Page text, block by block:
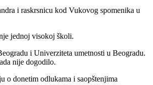
i raskrsnicu kod Vukovog spomenika u
jednoj visokoj školi.
i Univerziteta umetnosti u Beogradu.
nije dogodilo.
o donetim odlukama i saopštenjima